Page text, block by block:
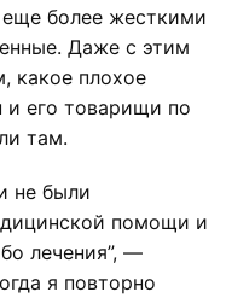
более жесткими
Даже с этим
какое плохое
и его товарищи по
там.
не были
помощи и
лечения”, —
я повторно